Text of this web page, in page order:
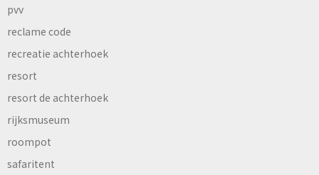
pvv
reclame code
recreatie achterhoek
resort
resort de achterhoek
rijksmuseum
roompot
safaritent